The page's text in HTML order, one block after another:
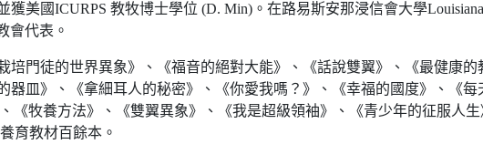
美國ICURPS 教牧博士學位 (D. Min)。在路易斯安那浸信會大學
會代表。
門徒的世界異象》、《福音的絕對大能》、《話說雙翼》、《最健康的
皿》、《拿細耳人的秘密》、《你愛我嗎？》、《幸福的國度》、《
《牧養方法》、《雙翼異象》、《我是超級領袖》、《青少年的征服人
育教材百餘本。